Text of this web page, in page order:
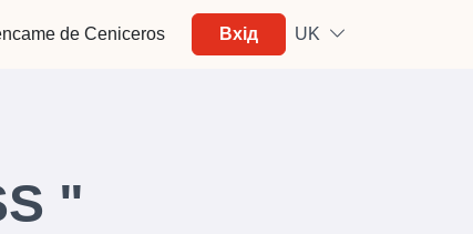
de Ceniceros Вхід UK
"